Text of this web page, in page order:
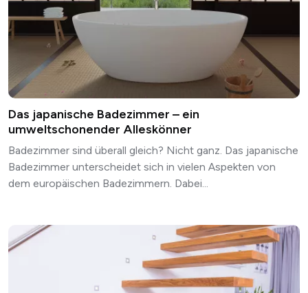
Das japanische Badezimmer – ein
umweltschonender Alleskönner
Badezimmer sind überall gleich? Nicht ganz. Das japanische
Badezimmer unterscheidet sich in vielen Aspekten von
dem europäischen Badezimmern. Dabei...